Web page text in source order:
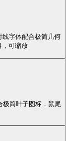
线字体配合极简几何
，可缩放
极简叶子图标，鼠尾